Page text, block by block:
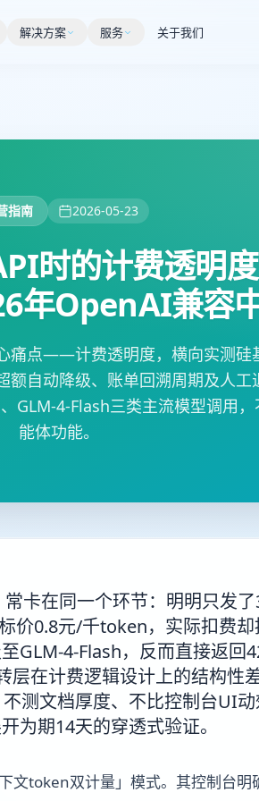
解决方案 服务 关于我们
指南 2026-05-23
时的计费透明
年OpenAI兼容
痛点——计费透明度，横向实测硅
额自动降级、账单回溯周期及人工
GLM-4-Flash三类主流模型调用
能体功能。
卡在同一个环节：明明只发
价0.8元/千token，实际扣费
GLM-4-Flash，反而直接返回
层在计费逻辑设计上的结构性
测文档厚度、不比控制台UI
为期14天的穿透式验证。
文token双计量」模式。其控制台明